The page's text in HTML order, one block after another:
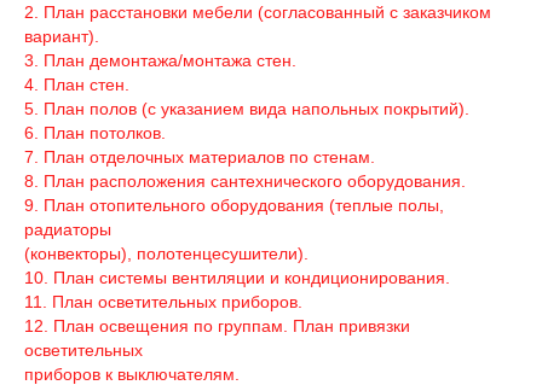
2. План расстановки мебели (согласованный с заказчиком
вариант).
3. План демонтажа/монтажа стен.
4. План стен.
5. План полов (с указанием вида напольных покрытий).
6. План потолков.
7. План отделочных материалов по стенам.
8. План расположения сантехнического оборудования.
9. План отопительного оборудования (теплые полы,
радиаторы
(конвекторы), полотенцесушители).
10. План системы вентиляции и кондиционирования.
11. План осветительных приборов.
12. План освещения по группам. План привязки
осветительных
приборов к выключателям.